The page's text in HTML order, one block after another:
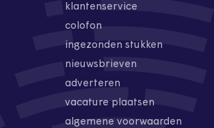
klantenservice
colofon
ingezonden stukken
nieuwsbrieven
adverteren
vacature plaatsen
algemene voorwaarden